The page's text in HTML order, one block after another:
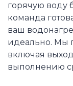
горячую воду
команда
ваш
идеально. Мы
включая
выполнению